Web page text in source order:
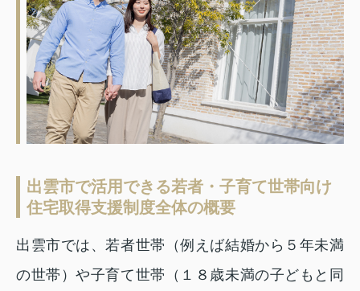
出雲市で活用できる若者・子育て世帯向け
住宅取得支援制度全体の概要
出雲市では、若者世帯（例えば結婚から５年未満
の世帯）や子育て世帯（１８歳未満の子どもと同